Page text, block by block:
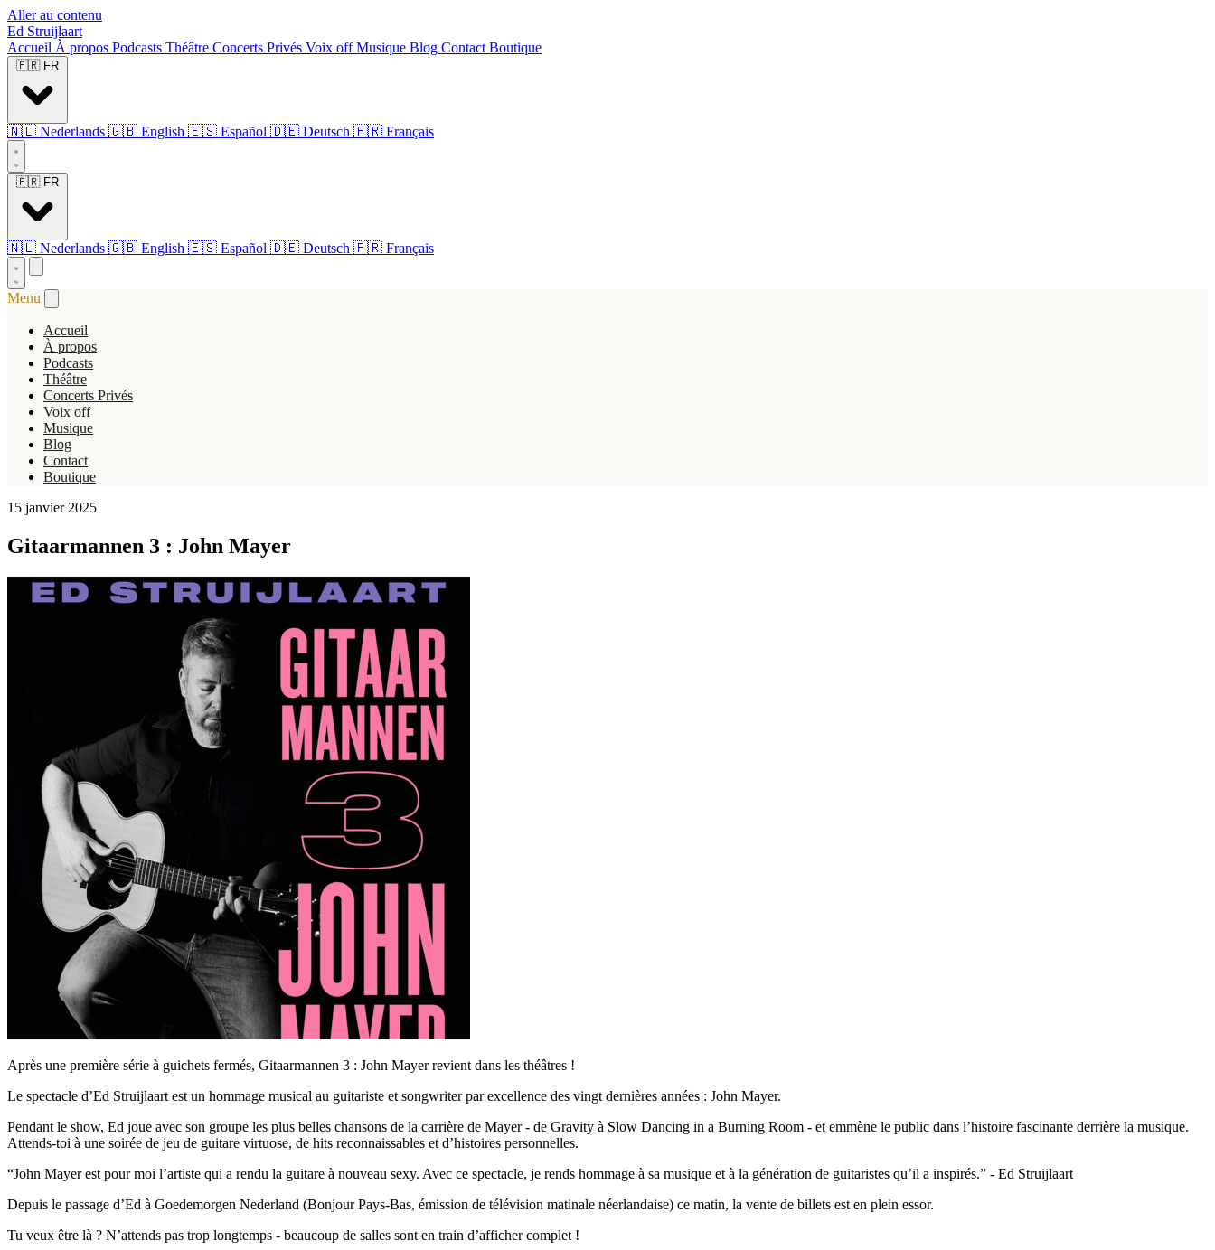
Aller au contenu
Ed Struijlaart
Accueil À propos Podcasts Théâtre Concerts Privés Voix offMusique Blog Contact Boutique
🇫🇷 FR
🇳🇱 Nederlands 🇬🇧 English 🇪🇸 Español 🇩🇪 Deutsch 🇫🇷 Français
🇫🇷 FR
🇳🇱 Nederlands 🇬🇧 English 🇪🇸 Español 🇩🇪 Deutsch 🇫🇷 Français
Menu
Accueil
À propos
Podcasts
Théâtre
Concerts Privés
Voix off
Musique
Blog
Contact
Boutique
15 janvier 2025
Gitaarmannen 3 : John Mayer
Après une première série à guichets fermés, Gitaarmannen 3 : John Mayer revient dans les théâtres !
Le spectacle d’Ed Struijlaart est un hommage musical au guitariste et songwriter par excellence des vingt dernières années : John Mayer.
Pendant le show, Ed joue avec son groupe les plus belles chansons de la carrière de Mayer - de Gravity à Slow Dancing in a Burning Room - et emmène le public dans l’histoire fascinante derrière la musique.
Attends-toi à une soirée de jeu de guitare virtuose, de hits reconnaissables et d’histoires personnelles.
“John Mayer est pour moi l’artiste qui a rendu la guitare à nouveau sexy. Avec ce spectacle, je rends hommage à sa musique et à la génération de guitaristes qu’il a inspirés.” - Ed Struijlaart
Depuis le passage d’Ed à Goedemorgen Nederland (Bonjour Pays-Bas, émission de télévision matinale néerlandaise) ce matin, la vente de billets est en plein essor.
Tu veux être là ? N’attends pas trop longtemps - beaucoup de salles sont en train d’afficher complet !